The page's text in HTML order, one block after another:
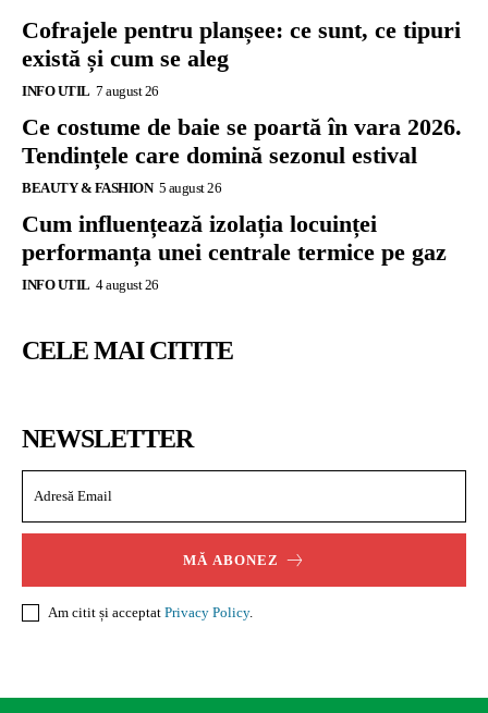
Cofrajele pentru planșee: ce sunt, ce tipuri
există și cum se aleg
INFO UTIL 7 august 26
Ce costume de baie se poartă în vara 2026.
Tendințele care domină sezonul estival
BEAUTY & FASHION 5 august 26
Cum influențează izolația locuinței
performanța unei centrale termice pe gaz
INFO UTIL 4 august 26
CELE MAI CITITE
NEWSLETTER
MĂ ABONEZ
Am citit și acceptat Privacy Policy.